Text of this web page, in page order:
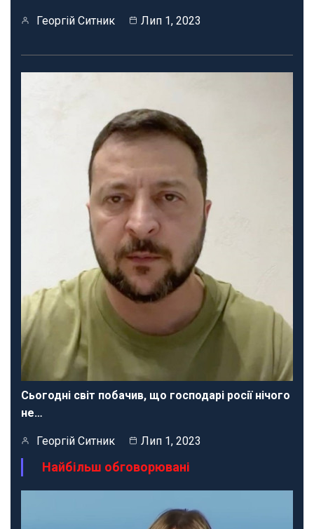
Георгій Ситник Лип 1, 2023
Сьогодні світ побачив, що господарі росії нічого
не…
Георгій Ситник Лип 1, 2023
Найбільш обговорювані